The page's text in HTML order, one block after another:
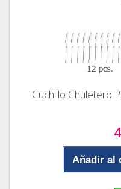
Cuchillo Chuletero
Añadir al